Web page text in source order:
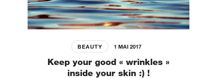
BEAUTY 1 MAI 2017
Keep your good « wrinkles »
inside your skin :) !